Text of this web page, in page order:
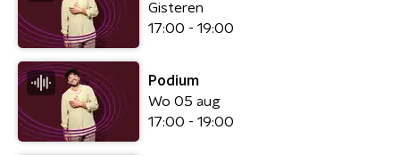
Gisteren
17:00 - 19:00
Podium
Wo 05 aug
17:00 - 19:00